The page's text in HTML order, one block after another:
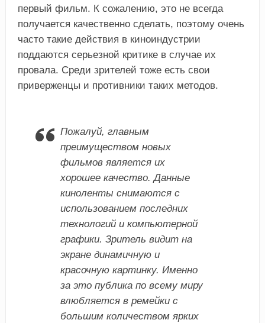
первый фильм. К сожалению, это не всегда
получается качественно сделать, поэтому очень
часто такие действия в киноиндустрии
поддаются серьезной критике в случае их
провала. Среди зрителей тоже есть свои
приверженцы и противники таких методов.
Пожалуй, главным
преимуществом новых
фильмов является их
хорошее качество. Данные
киноленты снимаются с
использованием последних
технологий и компьютерной
графики. Зритель видит на
экране динамичную и
красочную картинку. Именно
за это публика по всему миру
влюбляется в ремейки с
большим количеством ярких